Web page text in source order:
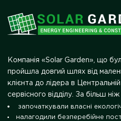
Компанія «Solar Garden», що
пройшла довгий шлях від
клієнта до лідера в
сервісного відділу. За більш
започаткували власні
налагодили безперебійне